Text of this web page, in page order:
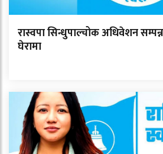
रास्वपा सिन्धुपाल्चोक अधिवेशन
घेरामा